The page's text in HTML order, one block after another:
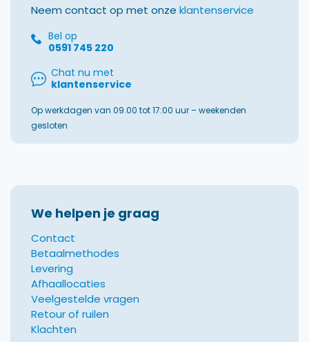
Neem contact op met onze klantenservice
Bel op
0591 745 220
Chat nu met
klantenservice
Op werkdagen van 09.00 tot 17:00 uur – weekenden
gesloten
We helpen je graag
Contact
Betaalmethodes
Levering
Afhaallocaties
Veelgestelde vragen
Retour of ruilen
Klachten